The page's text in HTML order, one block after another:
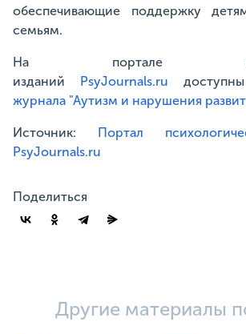
обеспечивающие поддержку
семьям.
На портале
изданий PsyJournals.ru
журнала "Аутизм и нарушения
Источник: Портал
PsyJournals.ru
Поделиться
Другие материалы